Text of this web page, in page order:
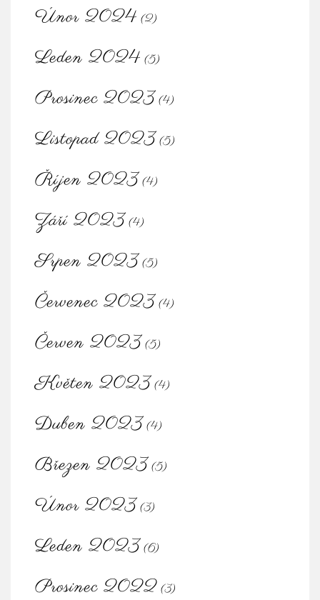
Únor 2024 (2)
Leden 2024 (5)
Prosinec 2023 (4)
Listopad 2023 (5)
Říjen 2023 (4)
Září 2023 (4)
Srpen 2023 (5)
Červenec 2023 (4)
Červen 2023 (5)
Květen 2023 (4)
Duben 2023 (4)
Březen 2023 (5)
Únor 2023 (3)
Leden 2023 (6)
Prosinec 2022 (3)